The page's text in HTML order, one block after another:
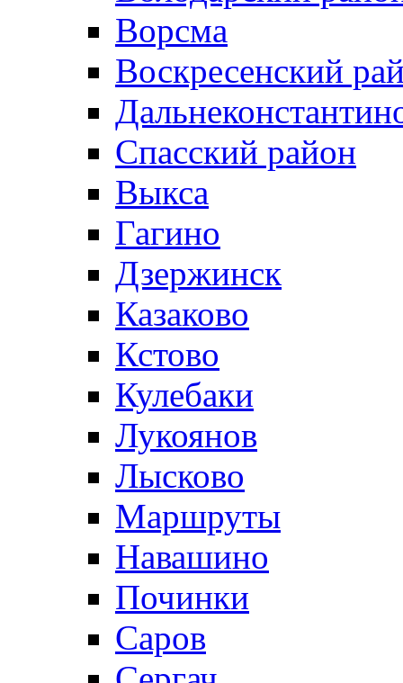
Ворсма
Воскресенский
Спасский район
Выкса
Гагино
Дзержинск
Казаково
Кстово
Кулебаки
Лукоянов
Лысково
Маршруты
Навашино
Починки
Саров